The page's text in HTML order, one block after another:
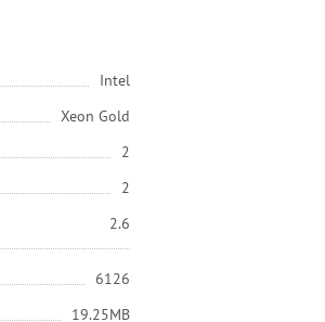
Intel
Xeon Gold
2
2
2.6
6126
19.25MB